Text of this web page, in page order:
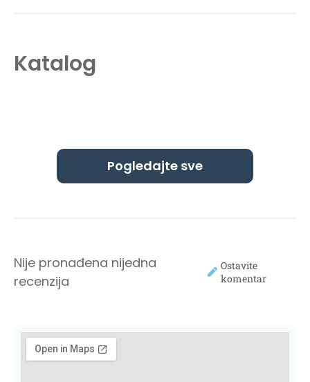
Katalog
Pogledajte sve
Nije pronađena nijedna
recenzija
Ostavite
komentar